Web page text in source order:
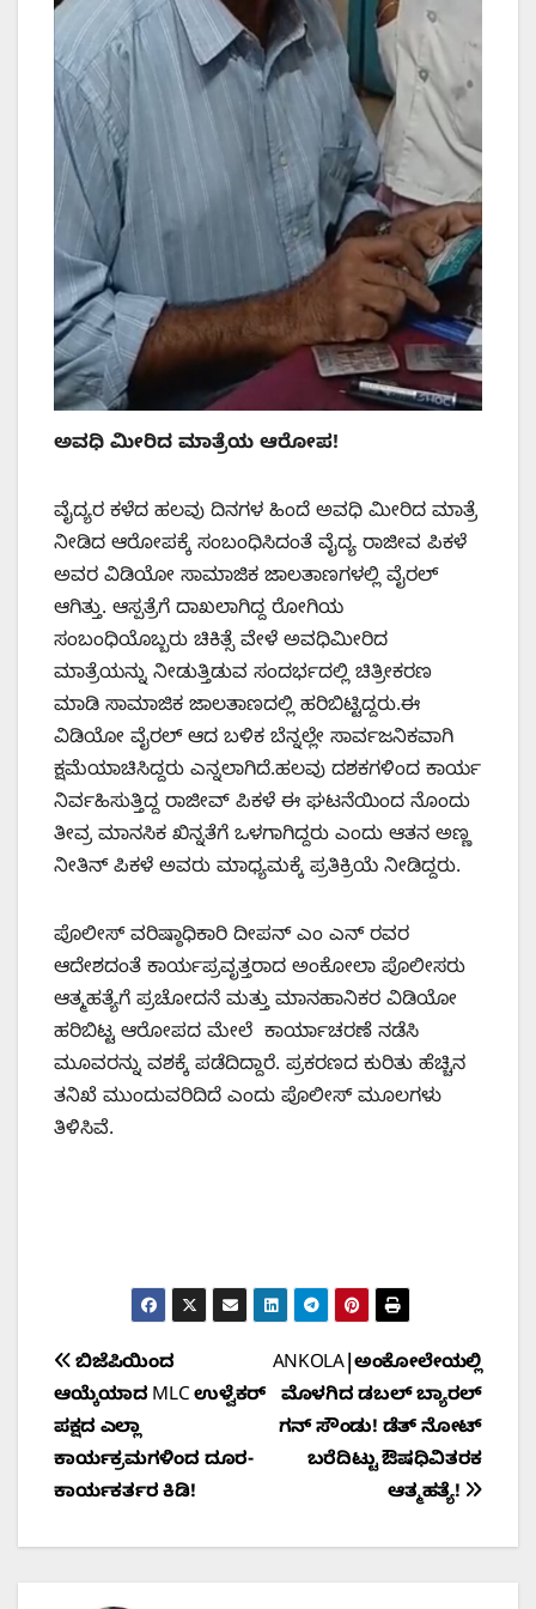
ಅವಧಿ ಮೀರಿದ ಮಾತ್ರೆಯ ಆರೋಪ!
ವೈದ್ಯರ ಕಳೆದ ಹಲವು ದಿನಗಳ ಹಿಂದೆ ಅವಧಿ ಮೀರಿದ ಮಾತ್ರೆ
ನೀಡಿದ ಆರೋಪಕ್ಕೆ ಸಂಬಂಧಿಸಿದಂತೆ ವೈದ್ಯ ರಾಜೀವ ಪಿಕಳೆ
ಅವರ ವಿಡಿಯೋ ಸಾಮಾಜಿಕ ಜಾಲತಾಣಗಳಲ್ಲಿ ವೈರಲ್
ಆಗಿತ್ತು. ಆಸ್ಪತ್ರೆಗೆ ದಾಖಲಾಗಿದ್ದ ರೋಗಿಯ
ಸಂಬಂಧಿಯೊಬ್ಬರು ಚಿಕಿತ್ಸೆ ವೇಳೆ ಅವಧಿಮೀರಿದ
ಮಾತ್ರೆಯನ್ನು ನೀಡುತ್ತಿಡುವ ಸಂದರ್ಭದಲ್ಲಿ ಚಿತ್ರೀಕರಣ
ಮಾಡಿ ಸಾಮಾಜಿಕ ಜಾಲತಾಣದಲ್ಲಿ ಹರಿಬಿಟ್ಟಿದ್ದರು.ಈ
ವಿಡಿಯೋ ವೈರಲ್ ಆದ ಬಳಿಕ ಬೆನ್ನಲ್ಲೇ ಸಾರ್ವಜನಿಕವಾಗಿ
ಕ್ಷಮೆಯಾಚಿಸಿದ್ದರು ಎನ್ನಲಾಗಿದೆ.ಹಲವು ದಶಕಗಳಿಂದ ಕಾರ್ಯ
ನಿರ್ವಹಿಸುತ್ತಿದ್ದ ರಾಜೀವ್ ಪಿಕಳೆ ಈ ಘಟನೆಯಿಂದ ನೊಂದು
ತೀವ್ರ ಮಾನಸಿಕ ಖಿನ್ನತೆಗೆ ಒಳಗಾಗಿದ್ದರು ಎಂದು ಆತನ ಅಣ್ಣ
ನೀತಿನ್ ಪಿಕಳೆ ಅವರು ಮಾಧ್ಯಮಕ್ಕೆ ಪ್ರತಿಕ್ರಿಯೆ ನೀಡಿದ್ದರು.
ಪೊಲೀಸ್ ವರಿಷ್ಠಾಧಿಕಾರಿ ದೀಪನ್ ಎಂ ಎನ್ ರವರ
ಆದೇಶದಂತೆ ಕಾರ್ಯಪ್ರವೃತ್ತರಾದ ಅಂಕೋಲಾ ಪೊಲೀಸರು
ಆತ್ಮಹತ್ಯೆಗೆ ಪ್ರಚೋದನೆ ಮತ್ತು ಮಾನಹಾನಿಕರ ವಿಡಿಯೋ
ಹರಿಬಿಟ್ಟ ಆರೋಪದ ಮೇಲೆ ಕಾರ್ಯಾಚರಣೆ ನಡೆಸಿ
ಮೂವರನ್ನು ವಶಕ್ಕೆ ಪಡೆದಿದ್ದಾರೆ. ಪ್ರಕರಣದ ಕುರಿತು ಹೆಚ್ಚಿನ
ತನಿಖೆ ಮುಂದುವರಿದಿದೆ ಎಂದು ಪೊಲೀಸ್ ಮೂಲಗಳು
ತಿಳಿಸಿವೆ.
Post
navigation
ANKOLA|ಅಂಕೋಲೇಯಲ್ಲಿ
ಮೊಳಗಿದ ಡಬಲ್ ಬ್ಯಾರಲ್
ಗನ್ ಸೌಂಡು! ಡೆತ್ ನೋಟ್
ಬರೆದಿಟ್ಟು ಔಷಧಿವಿತರಕ
ಆತ್ಮಹತ್ಯೆ!
ಬಿಜೆಪಿಯಿಂದ
ಆಯ್ಕೆಯಾದ MLC ಉಳ್ವೆಕರ್
ಪಕ್ಷದ ಎಲ್ಲಾ
ಕಾರ್ಯಕ್ರಮಗಳಿಂದ ದೂರ-
ಕಾರ್ಯಕರ್ತರ ಕಿಡಿ!